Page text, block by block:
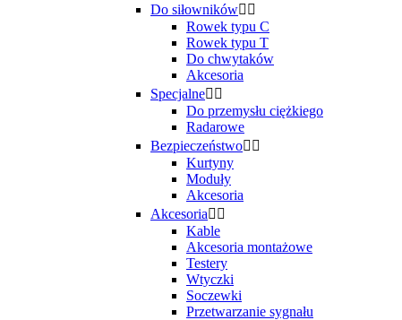
Do siłowników 
Rowek typu C
Rowek typu T
Do chwytaków
Akcesoria
Specjalne 
Do przemysłu ciężkiego
Radarowe
Bezpieczeństwo 
Kurtyny
Moduły
Akcesoria
Akcesoria 
Kable
Akcesoria montażowe
Testery
Wtyczki
Soczewki
Przetwarzanie sygnału